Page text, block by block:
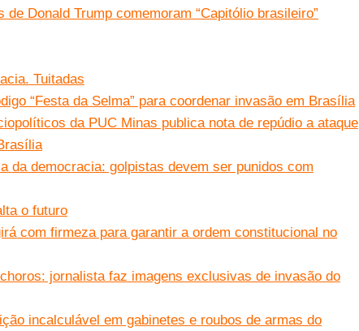
de Donald Trump comemoram “Capitólio brasileiro”
Tuitadas
“Festa da Selma” para coordenar invasão em Brasília
da PUC Minas publica nota de repúdio a ataque
da democracia: golpistas devem ser punidos com
o futuro
com firmeza para garantir a ordem constitucional no
jornalista faz imagens exclusivas de invasão do
incalculável em gabinetes e roubos de armas do